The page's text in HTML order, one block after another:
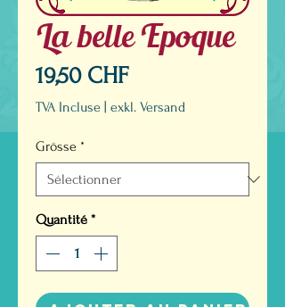
La belle Epoque
19,50 CHFPrix
TVA Incluse exkl. Versand
Grösse *
Quantité *